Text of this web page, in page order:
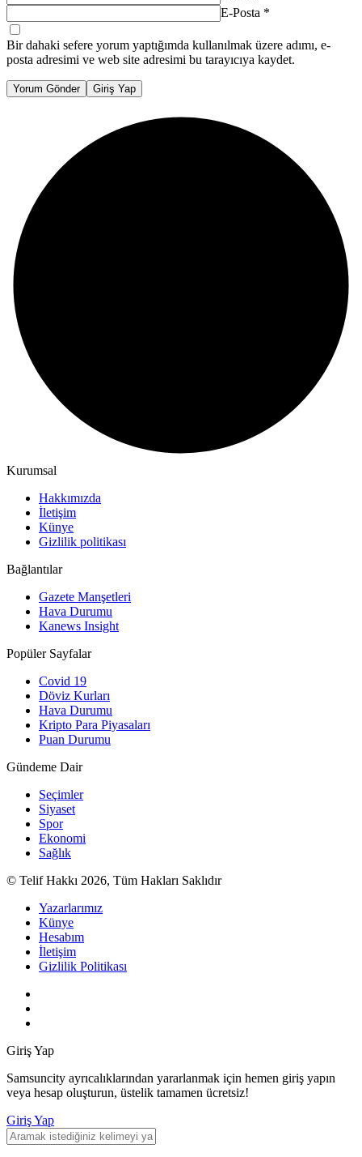
E-Posta *
Bir dahaki sefere yorum yaptığımda kullanılmak üzere adımı, e-
posta adresimi ve web site adresimi bu tarayıcıya kaydet.
Yorum Gönder Giriş Yap
Kurumsal
Hakkımızda
İletişim
Künye
Gizlilik politikası
Bağlantılar
Gazete Manşetleri
Hava Durumu
Kanews Insight
Popüler Sayfalar
Covid 19
Döviz Kurları
Hava Durumu
Kripto Para Piyasaları
Puan Durumu
Gündeme Dair
Seçimler
Siyaset
Spor
Ekonomi
Sağlık
© Telif Hakkı 2026, Tüm Hakları Saklıdır
Yazarlarımız
Künye
Hesabım
İletişim
Gizlilik Politikası
Giriş Yap
Samsuncity ayrıcalıklarından yararlanmak için hemen giriş yapın
veya hesap oluşturun, üstelik tamamen ücretsiz!
Giriş Yap